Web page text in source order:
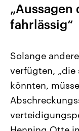
Landtagswahl
2026
Alle Informationen
Sachsen-Anhalt
September 2026
Landtag. Seit 2021
Bundesland von
„Aussagen
fahrlässig“
Solange
verfügten, „die
könnten,